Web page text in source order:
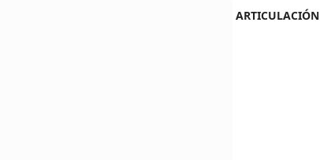
ARTICULACIÓN